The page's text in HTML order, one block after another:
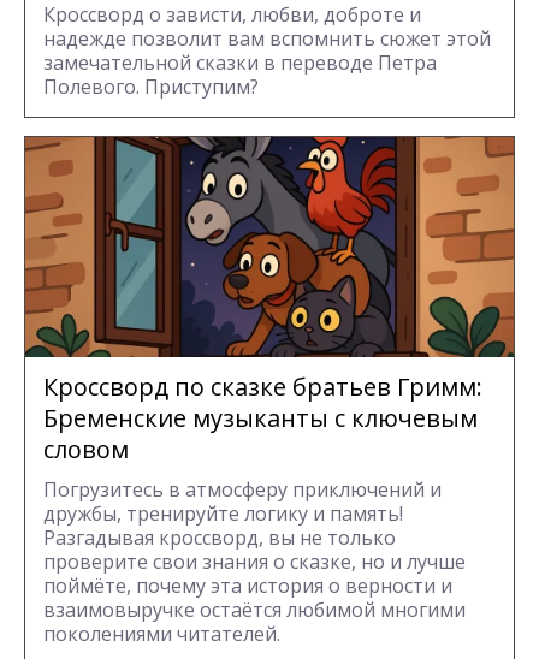
Кроссворд о зависти, любви, доброте и
надежде позволит вам вспомнить сюжет этой
замечательной сказки в переводе Петра
Полевого. Приступим?
Кроссворд по сказке братьев Гримм:
Бременские музыканты с ключевым
словом
Погрузитесь в атмосферу приключений и
дружбы, тренируйте логику и память!
Разгадывая кроссворд, вы не только
проверите свои знания о сказке, но и лучше
поймёте, почему эта история о верности и
взаимовыручке остаётся любимой многими
поколениями читателей.